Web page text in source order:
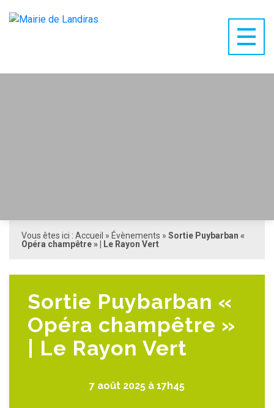
Vous êtes ici : Accueil » Évènements » Sortie Puybarban «
Opéra champêtre » | Le Rayon Vert
Sortie Puybarban «
Opéra champêtre »
| Le Rayon Vert
7 août 2025 à 17h45